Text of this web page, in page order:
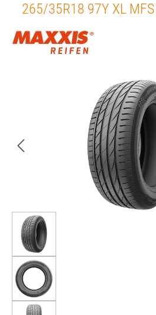
265/35R18 97Y XL MFS
Bildergalerie überspringen